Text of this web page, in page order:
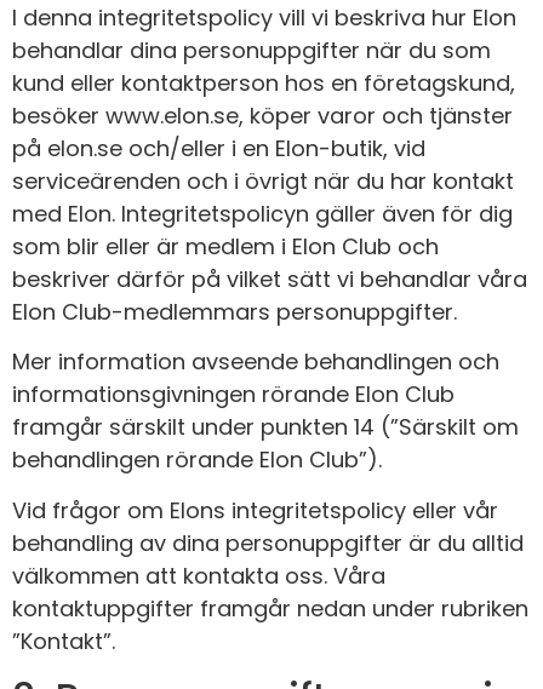
I denna integritetspolicy vill vi beskriva hur Elon
behandlar dina personuppgifter när du som
kund eller kontaktperson hos en företagskund,
besöker www.elon.se, köper varor och tjänster
på elon.se och/eller i en Elon-butik, vid
serviceärenden och i övrigt när du har kontakt
med Elon. Integritetspolicyn gäller även för dig
som blir eller är medlem i Elon Club och
beskriver därför på vilket sätt vi behandlar våra
Elon Club-medlemmars personuppgifter.
Mer information avseende behandlingen och
informationsgivningen rörande Elon Club
framgår särskilt under punkten 14 (”Särskilt om
behandlingen rörande Elon Club”).
Vid frågor om Elons integritetspolicy eller vår
behandling av dina personuppgifter är du alltid
välkommen att kontakta oss. Våra
kontaktuppgifter framgår nedan under rubriken
”Kontakt”.